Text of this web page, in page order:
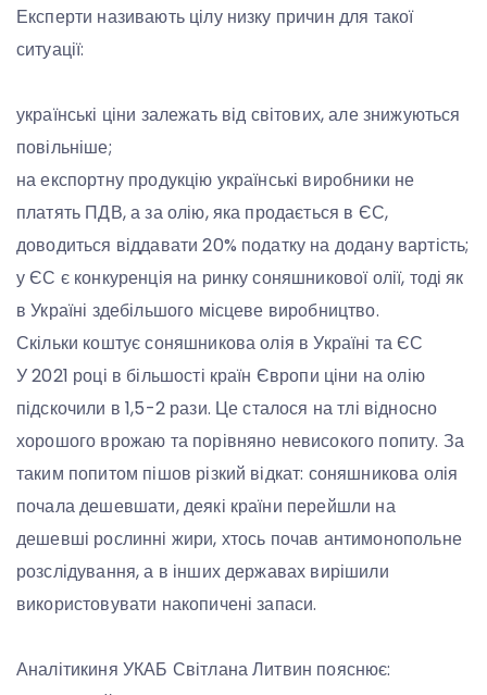
Експерти називають цілу низку причин для такої
ситуації:
українські ціни залежать від світових, але знижуються
повільніше;
на експортну продукцію українські виробники не
платять ПДВ, а за олію, яка продається в ЄС,
доводиться віддавати 20% податку на додану вартість;
у ЄС є конкуренція на ринку соняшникової олії, тоді як
в Україні здебільшого місцеве виробництво.
Скільки коштує соняшникова олія в Україні та ЄС
У 2021 році в більшості країн Європи ціни на олію
підскочили в 1,5-2 рази. Це сталося на тлі відносно
хорошого врожаю та порівняно невисокого попиту. За
таким попитом пішов різкий відкат: соняшникова олія
почала дешевшати, деякі країни перейшли на
дешевші рослинні жири, хтось почав антимонопольне
розслідування, а в інших державах вирішили
використовувати накопичені запаси.
Аналітикиня УКАБ Світлана Литвин пояснює: